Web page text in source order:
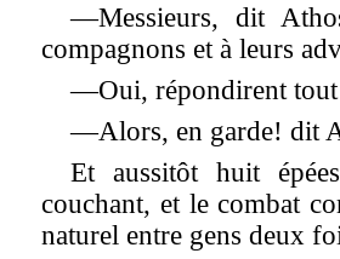
—Messieurs, dit
compagnons et à leurs
—Oui, répondirent tout
—Alors, en garde! dit
Et aussitôt huit
couchant, et le combat
naturel entre gens deux